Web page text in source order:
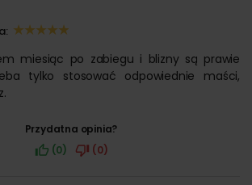
do osób niepełnosprawnych.
miesiąc po zabiegu i blizny są prawie
tylko stosować odpowiednie maści,
Przydatna opinia?
(0)
(0)